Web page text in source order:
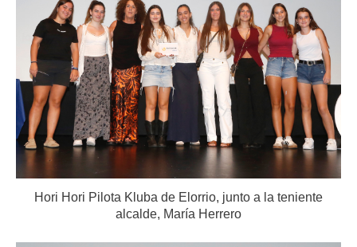
Hori Hori Pilota Kluba de Elorrio, junto a la teniente
alcalde, María Herrero